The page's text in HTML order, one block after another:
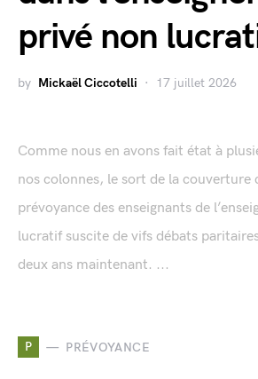
privé non
by Mickaël Ciccotelli 17 juillet 2026
Comme nous en avons fait état à
nos colonnes, le sort de la couverture
prévoyance des enseignants de
lucratif suscite de vifs débats
deux ans maintenant. ...
P PRÉVOYANCE